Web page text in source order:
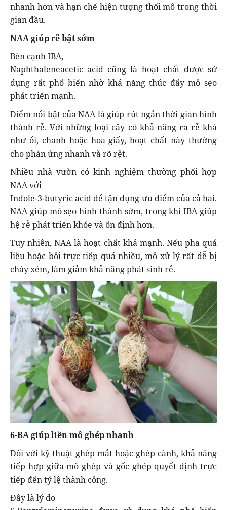
nhanh hơn và hạn chế hiện tượng thối mô trong thời
gian đầu.
NAA giúp rễ bật sớm
Bên cạnh IBA,
Naphthaleneacetic acid cũng là hoạt chất được sử
dụng rất phổ biến nhờ khả năng thúc đẩy mô sẹo
phát triển mạnh.
Điểm nổi bật của NAA là giúp rút ngắn thời gian hình
thành rễ. Với những loại cây có khả năng ra rễ khá
như ổi, chanh hoặc hoa giấy, hoạt chất này thường
cho phản ứng nhanh và rõ rệt.
Nhiều nhà vườn có kinh nghiệm thường phối hợp
NAA với
Indole-3-butyric acid để tận dụng ưu điểm của cả hai.
NAA giúp mô sẹo hình thành sớm, trong khi IBA giúp
hệ rễ phát triển khỏe và ổn định hơn.
Tuy nhiên, NAA là hoạt chất khá mạnh. Nếu pha quá
liều hoặc bôi trực tiếp quá nhiều, mô xử lý rất dễ bị
cháy xém, làm giảm khả năng phát sinh rễ.
6-BA giúp liền mô ghép nhanh
Đối với kỹ thuật ghép mắt hoặc ghép cành, khả năng
tiếp hợp giữa mô ghép và gốc ghép quyết định trực
tiếp đến tỷ lệ thành công.
Đây là lý do